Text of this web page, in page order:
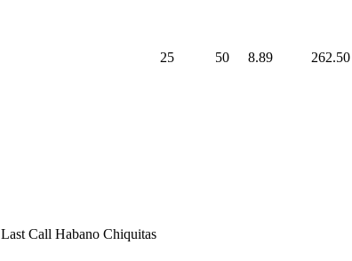
Last Call Habano Chiquitas
25 50 8.89 262.50